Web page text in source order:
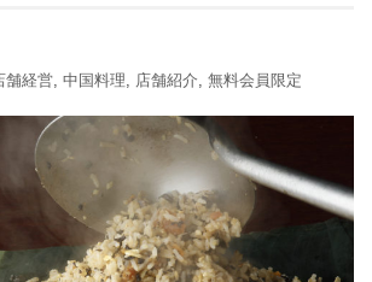
舗経営, 中国料理, 店舗紹介, 無料会員限定